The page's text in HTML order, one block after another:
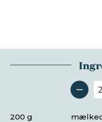
200 g